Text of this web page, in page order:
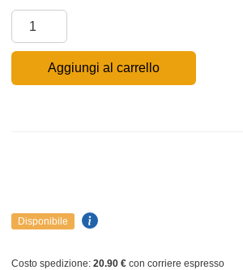
Aggiungi al carrello
Disponibile
Costo spedizione: 20.90 €con corriere espresso